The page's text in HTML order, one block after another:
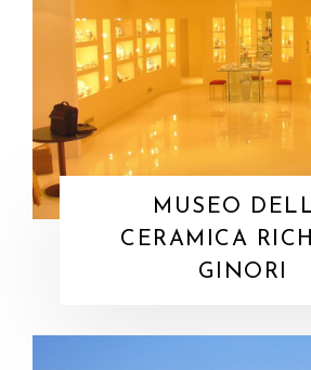
MUSEO
CERAMICA
GINORI